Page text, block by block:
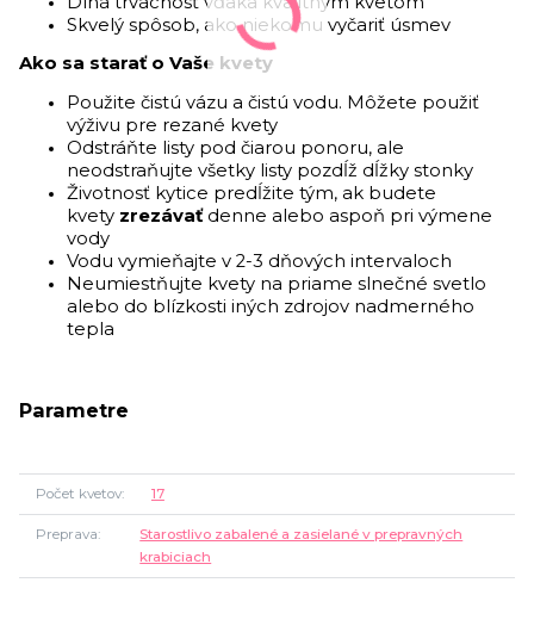
Skvelý spôsob, ako niekomu vyčariť úsmev
Ako sa starať o Vaše kvety
Použite čistú vázu a čistú vodu. Môžete použiť
výživu pre rezané kvety
Odstráňte listy pod čiarou ponoru, ale
neodstraňujte všetky listy pozdĺž dĺžky stonky
Životnosť kytice predĺžite tým, ak budete
kvety zrezávaťdenne alebo aspoň pri výmene
vody
Vodu vymieňajte v 2-3 dňových intervaloch
Neumiestňujte kvety na priame slnečné svetlo
alebo do blízkosti iných zdrojov nadmerného
tepla
Parametre
Počet kvetov 17
Preprava
Starostlivo zabalené a zasielané v prepravných
krabiciach